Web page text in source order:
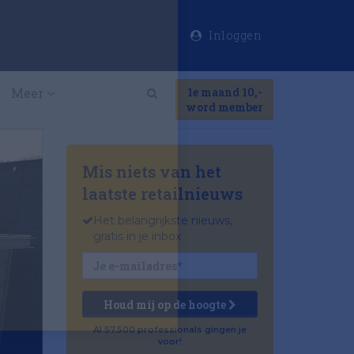
Inloggen
Meer
1e maand 10,-
word member
Mis niets van het
laatste retailnieuws
Het belangrijkste nieuws,
gratis in je inbox
Houd mij op de hoogte
Al 57.500 professionals gingen je
voor!